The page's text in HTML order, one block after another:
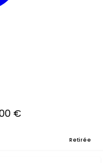
€
Retirée